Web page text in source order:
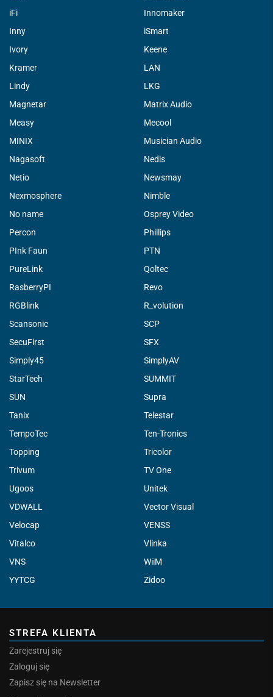
iFi
Innomaker
Inny
iSmart
Ivory
Keene
Kramer
LAN
Lindy
LKG
Magnetar
Matrix Audio
Measy
Mecool
MINIX
Musician Audio
Nagasoft
Nedis
Netio
Newsmay
Nexmosphere
Nimble
No name
Osprey Video
Percon
Phillips
PInk Faun
PTN
PureLink
Qoltec
RasberryPI
Revo
RGBlink
R_volution
Scansonic
SCP
SecuFirst
SFX
Simply45
SimplyAV
StarTech
SUMMIT
SUN
Supra
Tanix
Telestar
TempoTec
Ten-Tronics
Topping
Tricolor
Trivum
TV One
Ugoos
Unitek
VDWALL
Vector Visual
Velocap
VENSS
Vitalco
Vlinka
VNS
WiiM
YYTCG
Zidoo
STREFA KLIENTA
Zarejestruj się
Zaloguj się
Zapisz się na Newsletter